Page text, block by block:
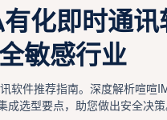
化即时通
敏感行业
软件推荐指南。深度解析喧喧
选型要点，助您做出安全决策